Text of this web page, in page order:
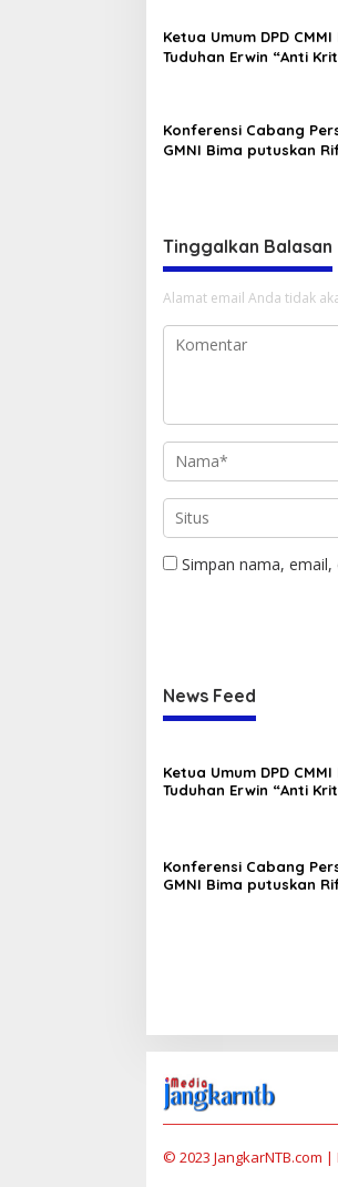
Ketua Umum DPD
Tuduhan Erwin “Anti
Konferensi Cabang
GMNI Bima putuskan
Tinggalkan Balasan
Alamat email Anda tidak
Simpan nama,
News Feed
Ketua Umum DPD
Tuduhan Erwin “Anti
Konferensi Cabang
GMNI Bima putuskan
© 2023 JangkarNTB.com |